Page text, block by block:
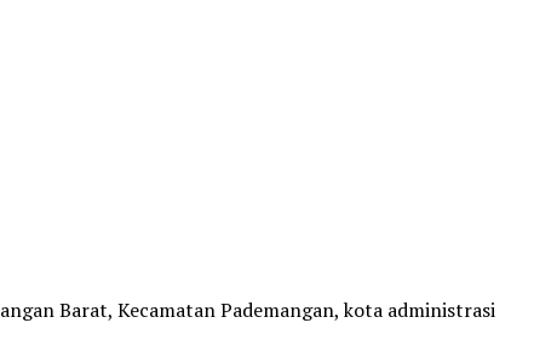
Barat, Kecamatan Pademangan, kota administrasi